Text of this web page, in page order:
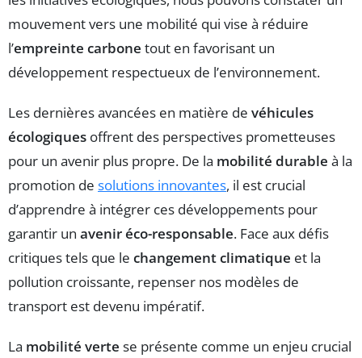
mouvement vers une mobilité qui vise à réduire
l’empreinte carbone tout en favorisant un
développement respectueux de l’environnement.
Les dernières avancées en matière de véhicules
écologiques offrent des perspectives prometteuses
pour un avenir plus propre. De la mobilité durable à la
promotion de solutions innovantes, il est crucial
d’apprendre à intégrer ces développements pour
garantir un avenir éco-responsable. Face aux défis
critiques tels que le changement climatique et la
pollution croissante, repenser nos modèles de
transport est devenu impératif.
La mobilité verte se présente comme un enjeu crucial